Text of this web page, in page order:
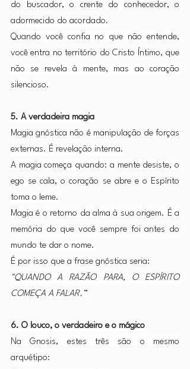
do buscador, o crente do conhecedor, o
adormecido do acordado.
Quando você confia no que não entende,
você entra no território do Cristo Íntimo, que
não se revela à mente, mas ao coração
silencioso.
5. A verdadeira magia
Magia gnóstica não é manipulação de forças
externas. É revelação interna.
A magia começa quando: a mente desiste, o
ego se cala, o coração se abre e o Espírito
toma o leme.
Magia é o retorno da alma à sua origem. É a
memória do que você sempre foi antes do
mundo te dar o nome.
É por isso que a frase gnóstica seria:
"QUANDO A RAZÃO PARA, O ESPÍRITO
COMEÇA A FALAR.”
6. O louco, o verdadeiro e o mágico
Na Gnosis, estes três são o mesmo
arquétipo: